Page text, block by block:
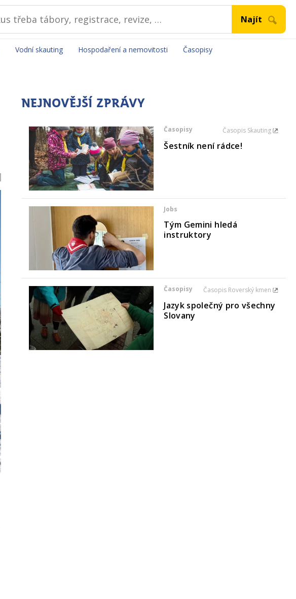
Vodní skauting Hospodaření a nemovitosti Časopisy
NEJNOVĚJŠÍ ZPRÁVY
Časopisy Časopis Skauting
Šestník není rádce!
Jobs
Tým Gemini hledá
instruktory
Časopisy Časopis Roverský kmen
Jazyk společný pro všechny
Slovany